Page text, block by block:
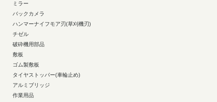
ミラー
バックカメラ
ハンマーナイフモア刃(草刈機刃)
チゼル
破砕機用部品
敷板
ゴム製敷板
タイヤストッパー(車輪止め)
アルミブリッジ
作業用品